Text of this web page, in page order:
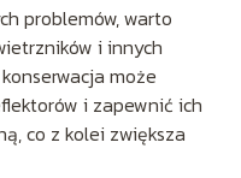
problemów, warto
i innych
może
i zapewnić ich
co z kolei zwiększa